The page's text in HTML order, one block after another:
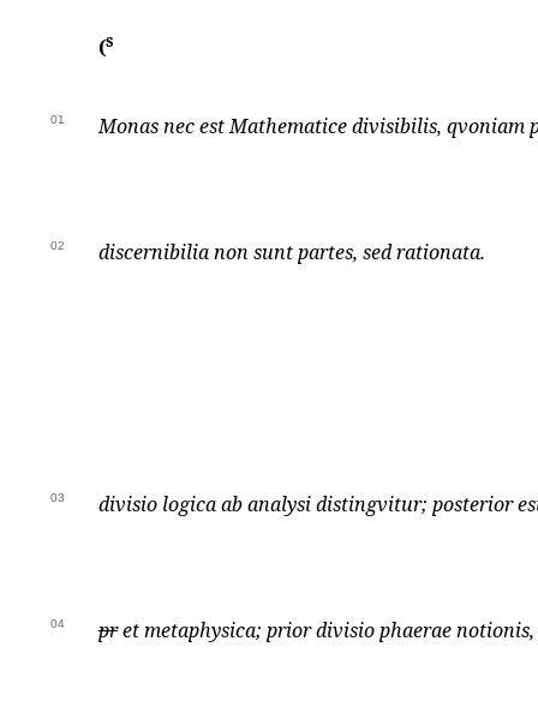
(s
01 Monas nec est Mathematice divisibilis, qvoniam
02 discernibilia non sunt partes, sed rationata.
03 divisio logica ab analysi distingvitur; posterior
04 pret metaphysica; prior divisio phaerae notionis,